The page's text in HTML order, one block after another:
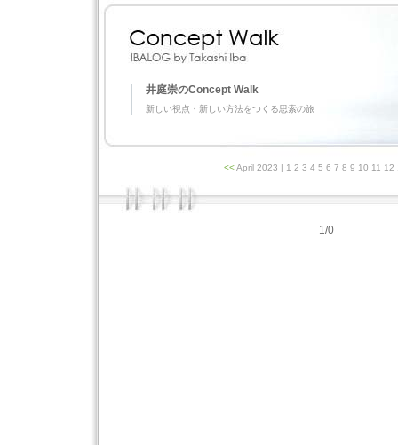
井庭崇のConcept Walk
新しい視点・新しい方法をつくる思索の旅
<< April 2023 | 1 2 3 4 5 6 7 8 9 10 11
1/0